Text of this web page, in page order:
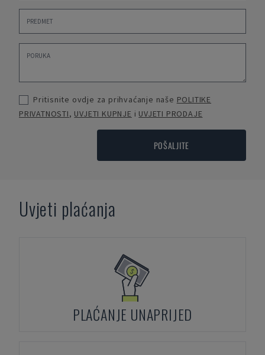
Pritisnite ovdje za prihvaćanje naše POLITIKE
PRIVATNOSTI, UVJETI KUPNJE i UVJETI PRODAJE
POŠALJITE
Uvjeti plaćanja
PLAĆANJE UNAPRIJED